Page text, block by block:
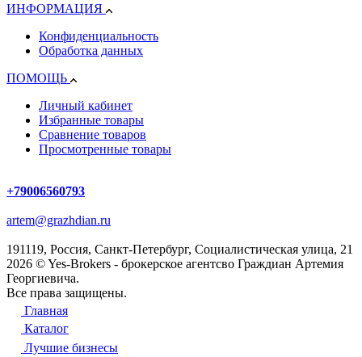
ИНФОРМАЦИЯ
Конфиденциальность
Обработка данных
ПОМОЩЬ
Личный кабинет
Избранные товары
Сравнение товаров
Просмотренные товары
+79006560793
artem@grazhdian.ru
191119, Россия, Санкт-Петербург, Социалистическая улица, 21
2026 © Yes-Brokers - брокерское агентсво Граждиан Артемия
Георгиевича.
Все права защищены.
Главная
Каталог
Лучшие бизнесы